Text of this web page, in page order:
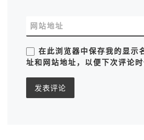
网站地址
在此浏览器中保存我的显示
址和网站地址，以便下次评论时